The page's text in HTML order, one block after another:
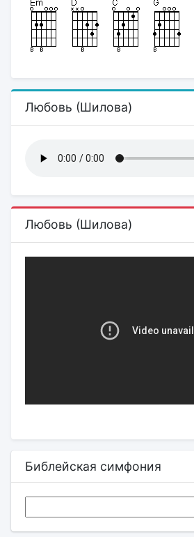
Любовь (Шилова)
Любовь (Шилова)
Библейская симфония